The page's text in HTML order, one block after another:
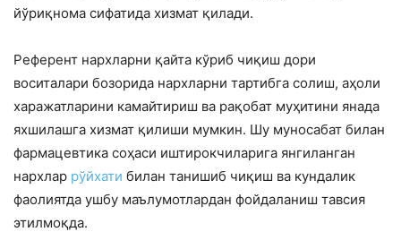
йўриқнома сифатида хизмат қилади.
Референт нархларни қайта кўриб чиқиш дори
воситалари бозорида нархларни тартибга солиш, аҳоли
харажатларини камайтириш ва рақобат муҳитини янада
яхшилашга хизмат қилиши мумкин. Шу муносабат билан
фармацевтика соҳаси иштирокчиларига янгиланган
нархлар рўйхати билан танишиб чиқиш ва кундалик
фаолиятда ушбу маълумотлардан фойдаланиш тавсия
этилмоқда.